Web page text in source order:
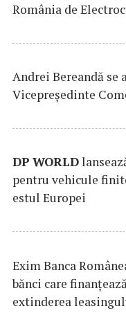
România de
Andrei Bereandă se
Vicepreședinte
DP WORLD
pentru vehicule
estul Europei
Exim Banca
bănci care
extinderea